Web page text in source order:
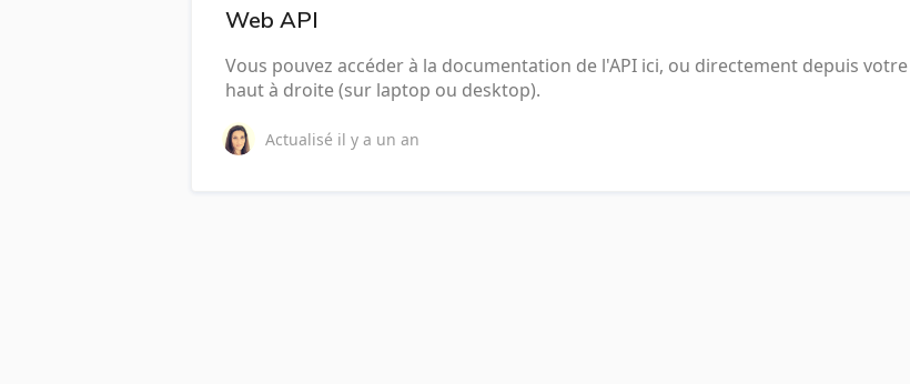
Web API
Vous pouvez accéder à la documentation de l'API ici, ou directement depuis
haut à droite (sur laptop ou desktop).
Actualisé il y a un an